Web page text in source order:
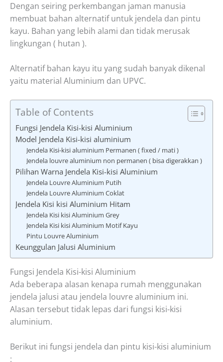
Dengan seiring perkembangan jaman manusia
membuat bahan alternatif untuk jendela dan pintu
kayu. Bahan yang lebih alami dan tidak merusak
lingkungan ( hutan ).
Alternatif bahan kayu itu yang sudah banyak dikenal
yaitu material Aluminium dan UPVC.
Table of Contents
Fungsi Jendela Kisi-kisi Aluminium
Model Jendela Kisi-kisi aluminium
Jendela Kisi-kisi aluminium Permanen ( fixed / mati )
Jendela louvre aluminium non permanen ( bisa digerakkan )
Pilihan Warna Jendela Kisi-kisi Aluminium
Jendela Louvre Aluminium Putih
Jendela Louvre Aluminium Coklat
Jendela Kisi kisi Aluminium Hitam
Jendela Kisi kisi Aluminium Grey
Jendela Kisi kisi Aluminium Motif Kayu
Pintu Louvre Aluminium
Keunggulan Jalusi Aluminium
Fungsi Jendela Kisi-kisi Aluminium
Ada beberapa alasan kenapa rumah menggunakan
jendela jalusi atau jendela louvre aluminium ini.
Alasan tersebut tidak lepas dari fungsi kisi-kisi
aluminium.
Berikut ini fungsi jendela dan pintu kisi-kisi aluminium
: